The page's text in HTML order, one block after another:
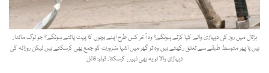
ہڑتال میں روز کی دیہاڑی والے کیا کرتے ہونگے؟ وہ آخر کس طرح اپنے بچوں کا پیٹ پالتے ہونگے؟ جو لوگ مالدار
ہیں یا پھر متوسط طبقے سے تعلق رکھتے ہیں وہ تو گھر میں اشیا ضرورت کو جمع بھی کرسکتے ہیں لیکن روزانہ کی
دیہاڑی والا تو یہ بھی نہیں کرسکتا۔ فوٹو: فائل